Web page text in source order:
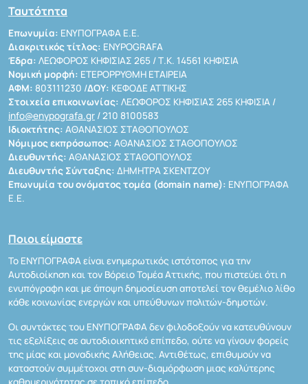
Ταυτότητα
Επωνυμία: ΕΝΥΠΟΓΡΑΦΑ Ε.Ε.
Διακριτικός τίτλος: ENYPOGRAFA
Έδρα: ΛΕΩΦΟΡΟΣ ΚΗΦΙΣΙΑΣ 265 / Τ.Κ. 14561 ΚΗΦΙΣΙΑ
Νομική μορφή: ΕΤΕΡΟΡΡΥΘΜΗ ΕΤΑΙΡΕΙΑ
ΑΦΜ: 803111230 /ΔΟΥ: ΚΕΦΟΔΕ ΑΤΤΙΚΗΣ
Στοιχεία επικοινωνίας: ΛΕΩΦΟΡΟΣ ΚΗΦΙΣΙΑΣ 265 ΚΗΦΙΣΙΑ /
info@enypografa.gr / 210 8100583
Ιδιοκτήτης: ΑΘΑΝΑΣΙΟΣ ΣΤΑΘΟΠΟΥΛΟΣ
Νόμιμος εκπρόσωπος: ΑΘΑΝΑΣΙΟΣ ΣΤΑΘΟΠΟΥΛΟΣ
Διευθυντής: ΑΘΑΝΑΣΙΟΣ ΣΤΑΘΟΠΟΥΛΟΣ
Διευθυντής Σύνταξης: ΔΗΜΗΤΡΑ ΣΚΕΝΤΖΟΥ
Επωνυμία του ονόματος τομέα (domain name): ΕΝΥΠΟΓΡΑΦΑ
Ε.Ε.
Ποιοι είμαστε
Το ΕΝΥΠΟΓΡΑΦΑ είναι ενημερωτικός ιστότοπος για την
Αυτοδιοίκηση και τον Βόρειο Τομέα Αττικής, που πιστεύει ότι η
ενυπόγραφη και με άποψη δημοσίευση αποτελεί τον θεμέλιο λίθο
κάθε κοινωνίας ενεργών και υπεύθυνων πολιτών-δημοτών.
Οι συντάκτες του ΕΝΥΠΟΓΡΑΦΑ δεν φιλοδοξούν να κατευθύνουν
τις εξελίξεις σε αυτοδιοικητικό επίπεδο, ούτε να γίνουν φορείς
της μίας και μοναδικής Αλήθειας. Αντιθέτως, επιθυμούν να
καταστούν συμμέτοχοι στη συν-διαμόρφωση μιας καλύτερης